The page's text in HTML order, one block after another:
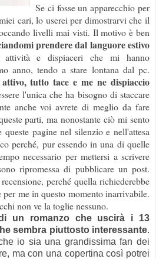
Se ci fosse un apparecchio per
cari, lo userei per dimostrarvi che il
livelli mai visti. Il motivo è ben
prendere dal languore estivo
attività e dispiaceri che mi hanno
anno, tendo a stare lontana dal pc.
tutto tace e me ne dispiaccio
l'unica che ha bisogno di staccare
anche voi avrete di meglio da fare
parti, ma nonostante ciò mi sento
pagine nel silenzio e nell'attesa
perché, pur essendo in una di quelle
necessario per mettersi a scrivere
ripromessa di pubblicare un post.
perché quella richiederebbe
me in questo momento inarrivabile.
non ve la toglie nessuno.
un romanzo che uscirà i 13
sembra piuttosto interessante.
io sia una grandissima fan dei
ma con una copertina così potrei